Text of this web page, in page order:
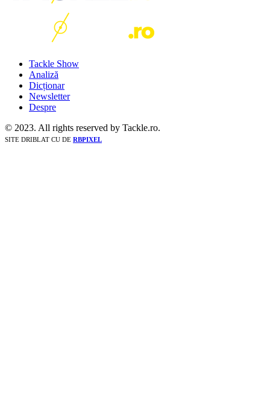
Tackle Show
Analiză
Dicționar
Newsletter
Despre
© 2023. All rights reserved by Tackle.ro.
SITE DRIBLAT CU DE RBPIXEL